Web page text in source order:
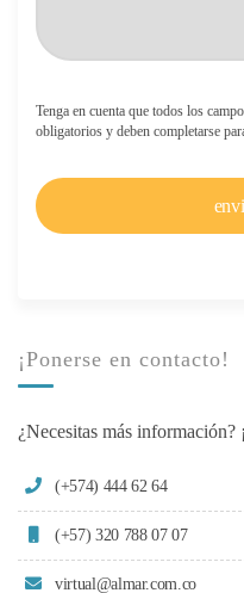
Tenga en cuenta que todos los
obligatorios y deben completarse
¡Ponerse en contacto!
¿Necesitas más información?
(+574) 444 62 64
(+57) 320 788 07 07
virtual@almar.com.co